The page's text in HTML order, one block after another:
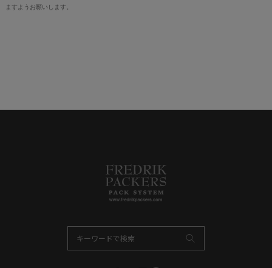
ますようお願いします。